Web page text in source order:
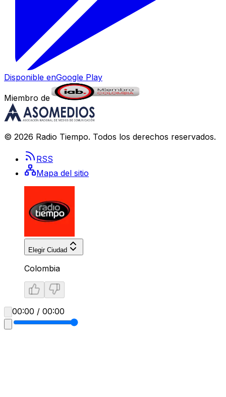
Disponible enGoogle Play
Miembro de
© 2026 Radio Tiempo. Todos los derechos reservados.
RSS
Mapa del sitio
Elegir Ciudad
Colombia
00:00 / 00:00